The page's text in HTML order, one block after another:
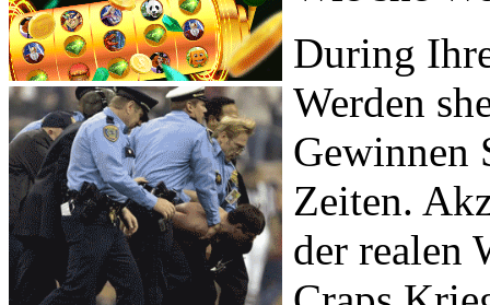
During
Werden
Gewinnen
Zeiten.
der realen